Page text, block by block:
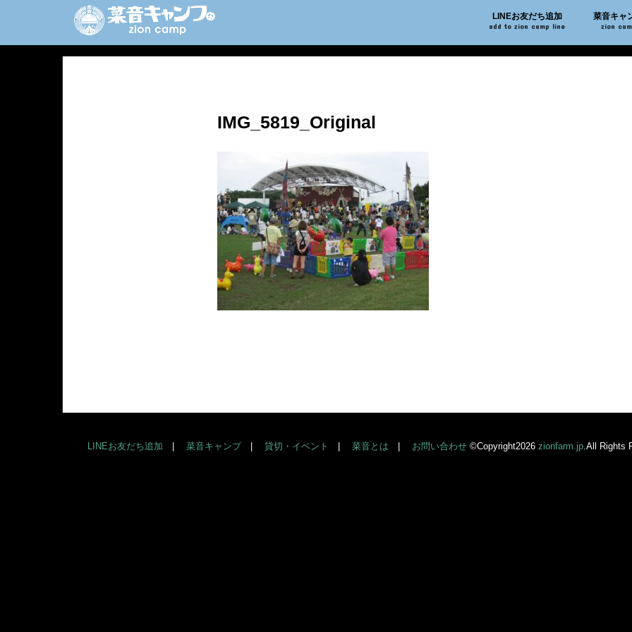
LINEお友だち追加
add to zion camp line
菜音キャ
zion
IMG_5819_Original
LINEお友だち追加 菜音キャンプ 貸切・イベント 菜音とは お問い合わせ ©Copyright2026 zionfarm.jp .All Rights